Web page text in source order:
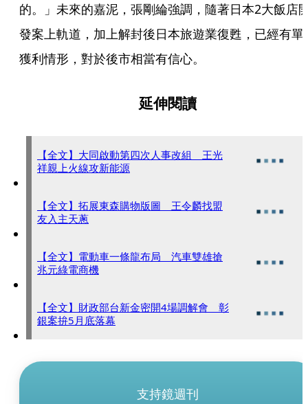
的。」未來的嘉泥，張剛綸強調，隨著日本2大飯店
發案上軌道，加上解封後日本旅遊業復甦，已經有單
獲利情形，對於後市相當有信心。
延伸閱讀
【全文】大同啟動第四次人事改組 王光
祥親上火線攻新能源
【全文】拓展東森購物版圖 王令麟找盟
友入主天蔥
【全文】電動車一條龍布局 汽車雙雄搶
兆元綠電商機
【全文】財政部台新金密開4場調解會 彰
銀案拚5月底落幕
支持鏡週刊